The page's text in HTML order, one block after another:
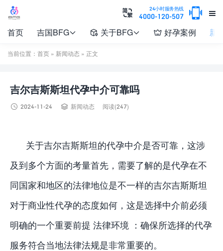

24小时服务热线
4000-120-507 

首页 吉国BFG  关于BFG  好孕案例 新
当前位置： 首页 » 新闻动态 » 正文
吉尔吉斯斯坦代孕中介可靠吗
 2024-11-24  新闻动态 阅读(247)
关于吉尔吉斯斯坦的代孕中介是否可靠，这涉
及到多个方面的考量首先，需要了解的是代孕在不
同国家和地区的法律地位是不一样的吉尔吉斯斯坦
对于商业性代孕的态度如何，这是选择中介前必须
明确的一个重要前提 法律环境 ：确保所选择的代孕
服务符合当地法律法规是非常重要的。